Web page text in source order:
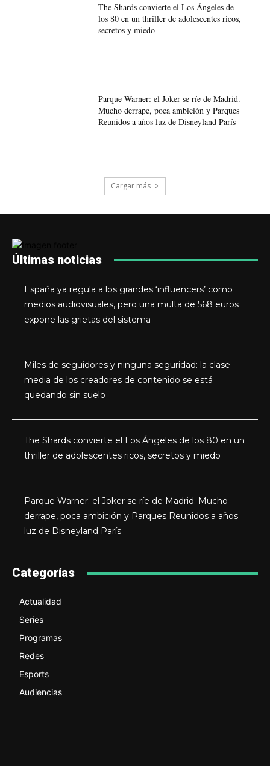
The Shards convierte el Los Ángeles de
los 80 en un thriller de adolescentes ricos,
secretos y miedo
Parque Warner: el Joker se ríe de Madrid.
Mucho derrape, poca ambición y Parques
Reunidos a años luz de Disneyland París
Cargar más
Últimas noticias
España ya regula a los grandes ‘influencers’ como
medios audiovisuales, pero una multa de 568 euros
expone las grietas del sistema
Miles de seguidores y ninguna seguridad: la clase
media de los creadores de contenido se está
quedando sin suelo
The Shards convierte el Los Ángeles de los 80 en un
thriller de adolescentes ricos, secretos y miedo
Parque Warner: el Joker se ríe de Madrid. Mucho
derrape, poca ambición y Parques Reunidos a años
luz de Disneyland París
Categorías
Actualidad
Series
Programas
Redes
Esports
Audiencias